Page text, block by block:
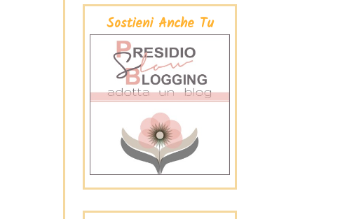
Sostieni Anche Tu